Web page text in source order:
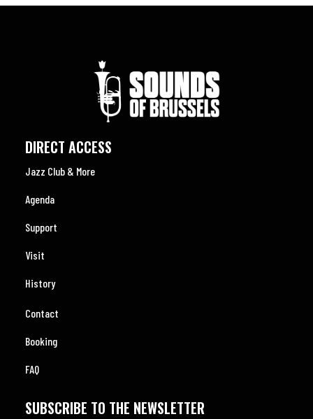
DIRECT ACCESS
Jazz Club & More
Agenda
Support
Visit
History
Contact
Booking
FAQ
SUBSCRIBE TO THE NEWSLETTER